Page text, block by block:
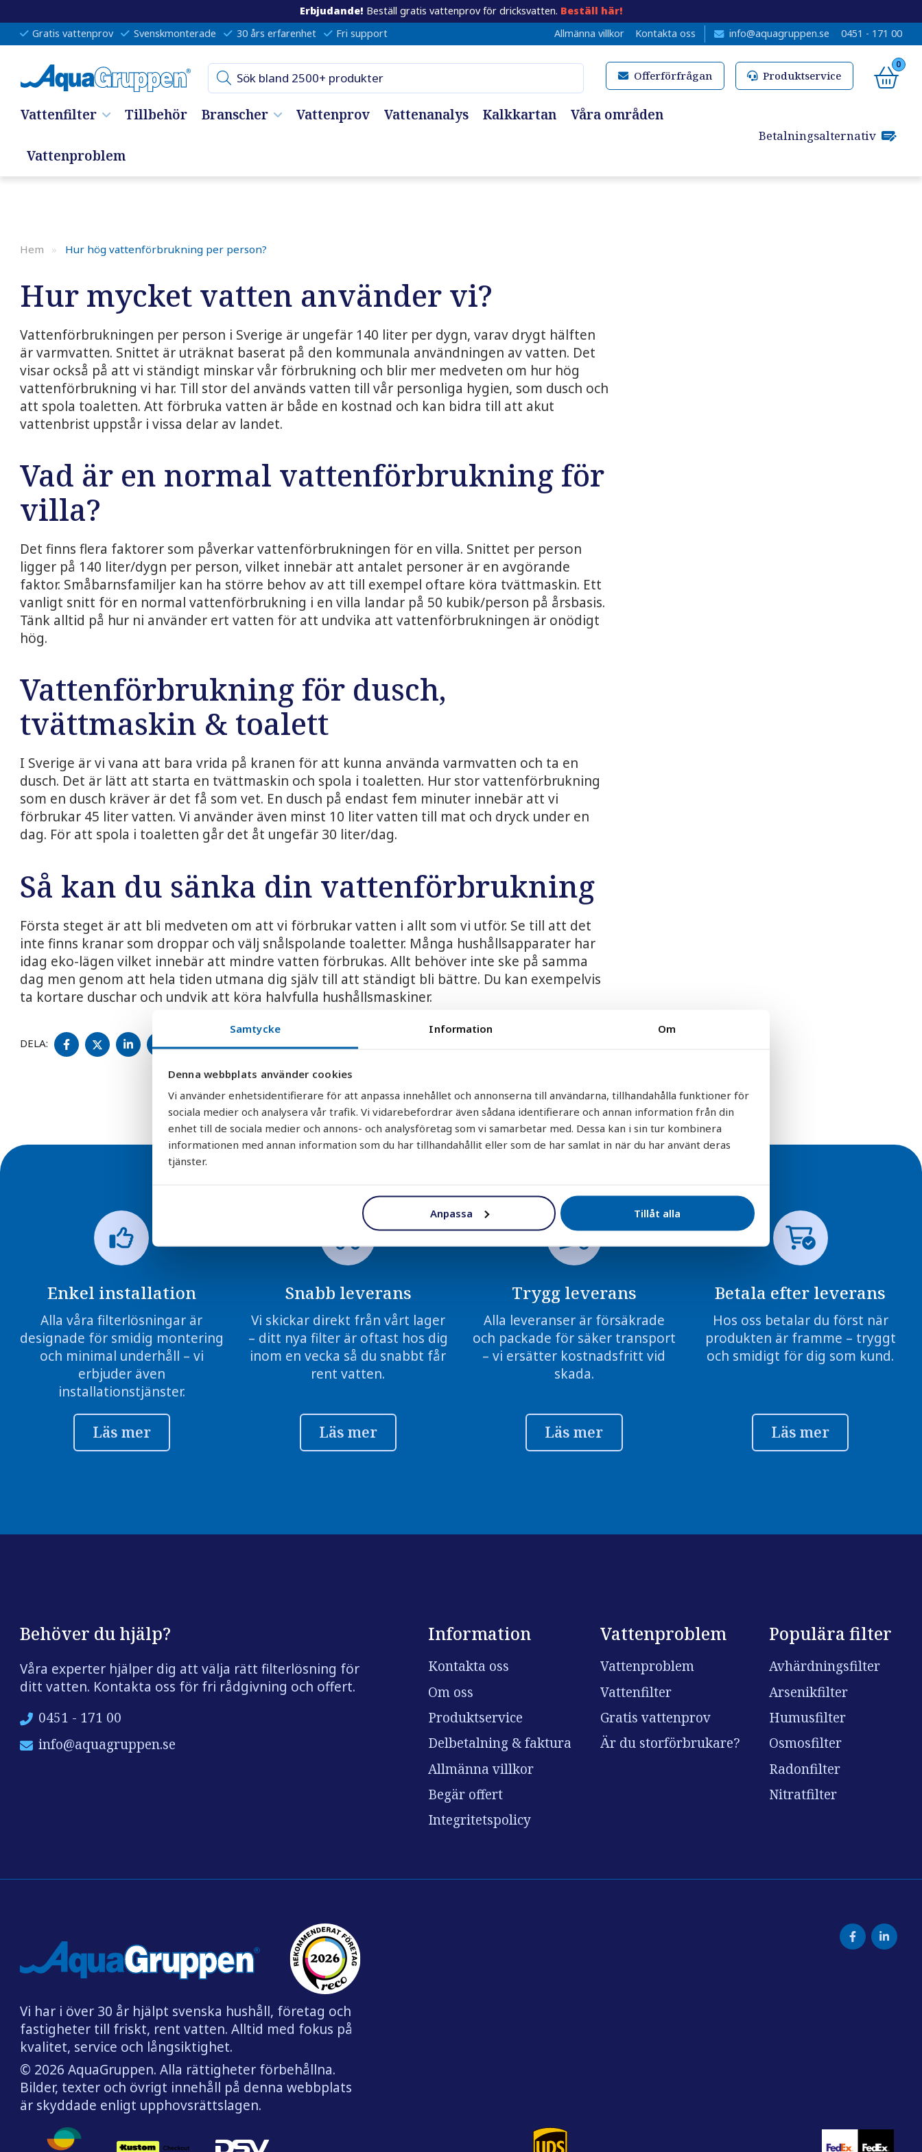
Samtycke Information Om
Denna webbplats använder cookies
Vi använder enhetsidentifierare för att anpassa innehållet och annonserna till användarna, tillhandahålla funktioner för
sociala medier och analysera vår trafik. Vi vidarebefordrar även sådana identifierare och annan information från din
enhet till de sociala medier och annons- och analysföretag som vi samarbetar med. Dessa kan i sin tur kombinera
informationen med annan information som du har tillhandahållit eller som de har samlat in när du har använt deras
tjänster.
Anpassa Tillåt alla
Erbjudande! Beställ gratis vattenprov för dricksvatten. Beställ här!
Gratis vattenprov
Svenskmonterade 30 års erfarenhet Fri support Allmänna villkor Kontakta oss info@aquagruppen.se 0451 - 171 00
Offerförfrågan Produktservice
0
Vattenfilter Tillbehör Branscher Vattenprov Vattenanalys Kalkkartan Våra områden
Vattenproblem
Betalningsalternativ
Hem » Hur hög vattenförbrukning per person?
Hur mycket vatten använder vi?
Vattenförbrukningen per person i Sverige är ungefär 140 liter per dygn, varav drygt hälften
är varmvatten. Snittet är uträknat baserat på den kommunala användningen av vatten. Det
visar också på att vi ständigt minskar vår förbrukning och blir mer medveten om hur hög
vattenförbrukning vi har. Till stor del används vatten till vår personliga hygien, som dusch och
att spola toaletten. Att förbruka vatten är både en kostnad och kan bidra till att akut
vattenbrist uppstår i vissa delar av landet.
Vad är en normal vattenförbrukning för
villa?
Det finns flera faktorer som påverkar vattenförbrukningen för en villa. Snittet per person
ligger på 140 liter/dygn per person, vilket innebär att antalet personer är en avgörande
faktor. Småbarnsfamiljer kan ha större behov av att till exempel oftare köra tvättmaskin. Ett
vanligt snitt för en normal vattenförbrukning i en villa landar på 50 kubik/person på årsbasis.
Tänk alltid på hur ni använder ert vatten för att undvika att vattenförbrukningen är onödigt
hög.
Vattenförbrukning för dusch,
tvättmaskin & toalett
I Sverige är vi vana att bara vrida på kranen för att kunna använda varmvatten och ta en
dusch. Det är lätt att starta en tvättmaskin och spola i toaletten. Hur stor vattenförbrukning
som en dusch kräver är det få som vet. En dusch på endast fem minuter innebär att vi
förbrukar 45 liter vatten. Vi använder även minst 10 liter vatten till mat och dryck under en
dag. För att spola i toaletten går det åt ungefär 30 liter/dag.
Så kan du sänka din vattenförbrukning
Första steget är att bli medveten om att vi förbrukar vatten i allt som vi utför. Se till att det
inte finns kranar som droppar och välj snålspolande toaletter. Många hushållsapparater har
idag eko-lägen vilket innebär att mindre vatten förbrukas. Allt behöver inte ske på samma
dag men genom att hela tiden utmana dig själv till att ständigt bli bättre. Du kan exempelvis
ta kortare duschar och undvik att köra halvfulla hushållsmaskiner.
DELA:
DELA
PÅ
DELA
PÅ
DELA
PÅ
PÅ
Enkel installation
Alla våra filterlösningar är
designade för smidig montering
och minimal underhåll – vi
erbjuder även
installationstjänster.
Läs mer
Snabb leverans
Vi skickar direkt från vårt lager
– ditt nya filter är oftast hos dig
inom en vecka så du snabbt får
rent vatten.
Läs mer
Trygg leverans
Alla leveranser är försäkrade
och packade för säker transport
– vi ersätter kostnadsfritt vid
skada.
Läs mer
Betala efter leverans
Hos oss betalar du först när
produkten är framme – tryggt
och smidigt för dig som kund.
Läs mer
Behöver du hjälp?
Våra experter hjälper dig att välja rätt filterlösning för
ditt vatten. Kontakta oss för fri rådgivning och offert.
0451 - 171 00
info@aquagruppen.se
Information
Kontakta oss
Om oss
Produktservice
Delbetalning & faktura
Allmänna villkor
Begär offert
Integritetspolicy
Vattenproblem
Vattenproblem
Vattenfilter
Gratis vattenprov
Är du storförbrukare?
Populära filter
Avhärdningsfilter
Arsenikfilter
Humusfilter
Osmosfilter
Radonfilter
Nitratfilter
Vi har i över 30 år hjälpt svenska hushåll, företag och
fastigheter till friskt, rent vatten. Alltid med fokus på
kvalitet, service och långsiktighet.
© 2026 AquaGruppen. Alla rättigheter förbehållna.
Bilder, texter och övrigt innehåll på denna webbplats
är skyddade enligt upphovsrättslagen.
Facebook